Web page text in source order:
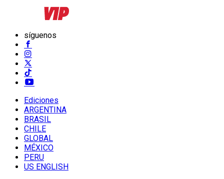
síguenos
Ediciones
ARGENTINA
BRASIL
CHILE
GLOBAL
MÉXICO
PERU
US ENGLISH